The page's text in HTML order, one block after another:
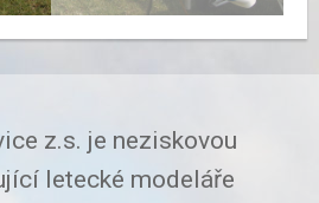
z.s. je neziskovou
letecké modeláře